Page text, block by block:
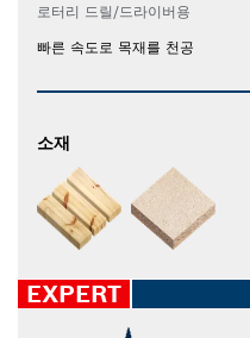
로터리 드릴/드라이버용
빠른 속도로 목재를 천공
소재
EXPERT